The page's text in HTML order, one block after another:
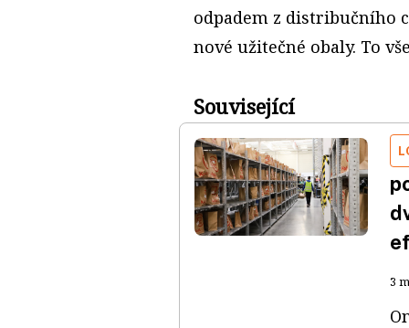
odpadem z distribučního
nové užitečné obaly. To
Související
3